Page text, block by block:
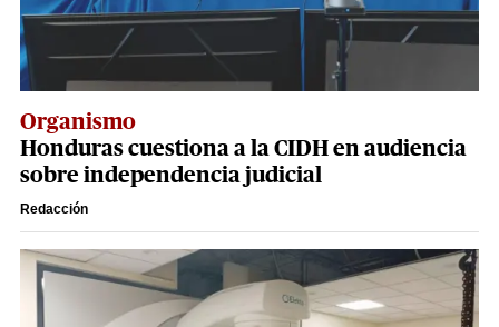
Organismo
Honduras cuestiona a la CIDH en audiencia
sobre independencia judicial
Redacción